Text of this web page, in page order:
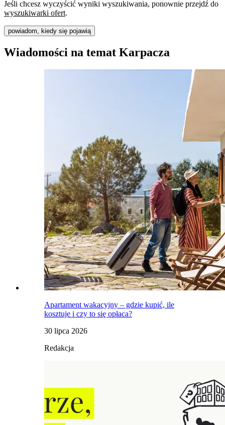
Jeśli chcesz wyczyścić wyniki wyszukiwania, ponownie przejdź do
wyszukiwarki ofert.
powiadom, kiedy się pojawią
Wiadomości na temat Karpacza
Apartament wakacyjny – gdzie kupić, ile
kosztuje i czy to się opłaca?
30 lipca 2026
Redakcja